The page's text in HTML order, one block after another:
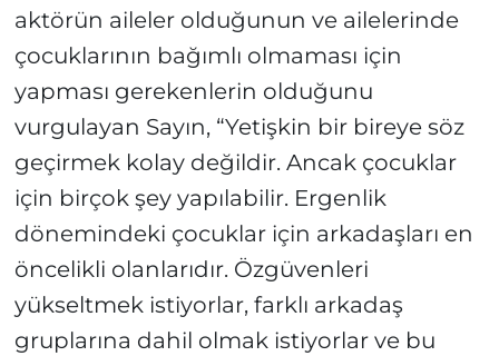
aktörün aileler olduğunun ve ailelerinde
çocuklarının bağımlı olmaması için
yapması gerekenlerin olduğunu
vurgulayan Sayın, “Yetişkin bir bireye söz
geçirmek kolay değildir. Ancak çocuklar
için birçok şey yapılabilir. Ergenlik
dönemindeki çocuklar için arkadaşları en
öncelikli olanlarıdır. Özgüvenleri
yükseltmek istiyorlar, farklı arkadaş
gruplarına dahil olmak istiyorlar ve bu